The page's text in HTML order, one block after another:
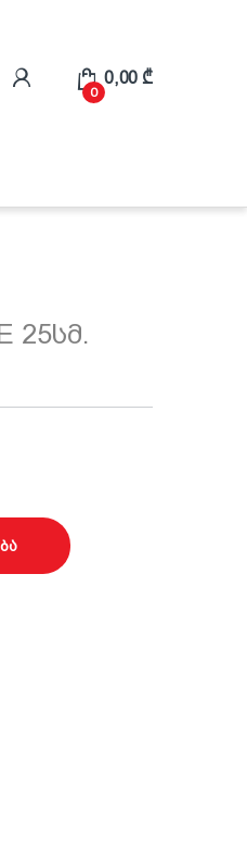
0
0,00 ₾
25სმ.